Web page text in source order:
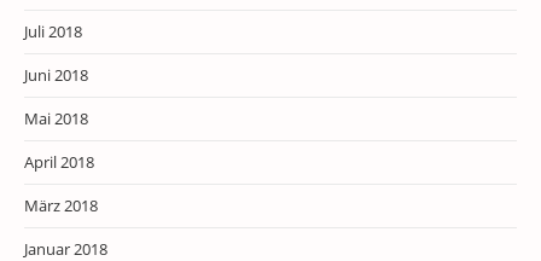
Juli 2018
Juni 2018
Mai 2018
April 2018
März 2018
Januar 2018